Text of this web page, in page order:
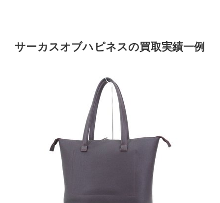
サーカスオブハピネスの買取実績一例